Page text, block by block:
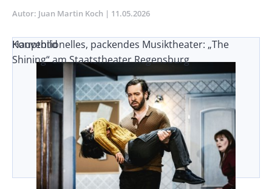
Autor Juan Martin Koch Publikationsdatum
11.05.2026
Konventionelles, packendes Musiktheater: „The
Shining“ am Staatstheater Regensburg
Hauptbild